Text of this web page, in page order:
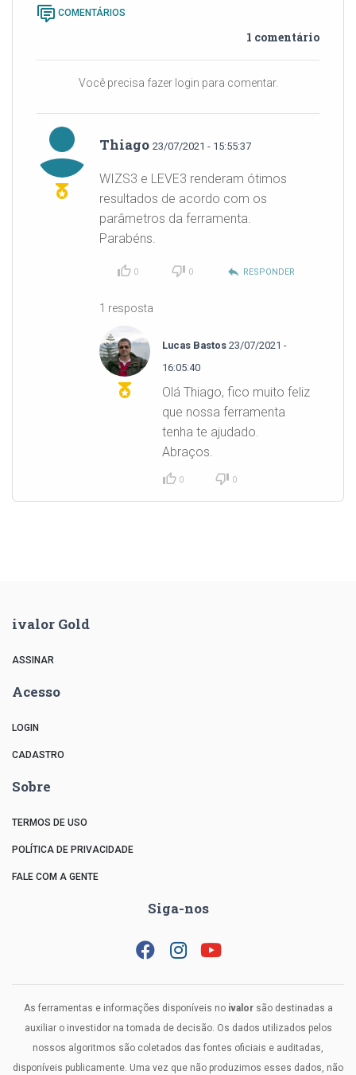
COMENTÁRIOS
1 comentário
Você precisa fazer login para comentar.
Thiago 23/07/2021 - 15:55:37
WIZS3 e LEVE3 renderam ótimos
resultados de acordo com os
parâmetros da ferramenta.
Parabéns.
reply RESPONDER
0
0
1 resposta
Lucas Bastos 23/07/2021 -
16:05:40
Olá Thiago, fico muito feliz
que nossa ferramenta
tenha te ajudado.
Abraços.
0 0
ivalor Gold
ASSINAR
Acesso
LOGIN
CADASTRO
Sobre
TERMOS DE USO
POLÍTICA DE PRIVACIDADE
FALE COM A GENTE
Siga-nos
As ferramentas e informações disponíveis no ivalorsão destinadas a
auxiliar o investidor na tomada de decisão. Os dados utilizados pelos
nossos algoritmos são coletados das fontes oficiais e auditadas,
disponíveis publicamente. Uma vez que não produzimos esses dados, não